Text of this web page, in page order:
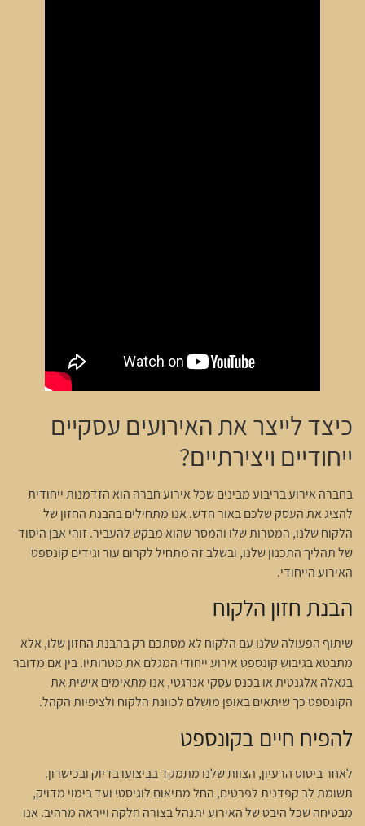
כיצד לייצר את האירועים עסקיים
ייחודיים ויצירתיים?
בחברה אירוע בריבוע מבינים שכל אירוע חברה הוא הזדמנות ייחודית
להציג את העסק שלכם באור חדש. אנו מתחילים בהבנת החזון של
הלקוח שלנו, המטרות שלו והמסר שהוא מבקש להעביר. זוהי אבן היסוד
של תהליך התכנון שלנו, ובשלב זה מתחיל לקרום עור וגידים קונספט
האירוע הייחודי.
הבנת חזון הלקוח
שיתוף הפעולה שלנו עם הלקוח לא מסתכם רק בהבנת החזון שלו, אלא
מתבטא בגיבוש קונספט אירוע ייחודי המגלם את מטרותיו. בין אם מדובר
בגאלה אלגנטית או בכנס עסקי אנרגטי, אנו מתאימים אישית את
הקונספט כך שיתאים באופן מושלם לכוונת הלקוח ולציפיות הקהל.
להפיח חיים בקונספט
לאחר ביסוס הרעיון, הצוות שלנו מתמקד בביצועו בדיוק ובכישרון.
תשומת לב קפדנית לפרטים, החל מתיאום לוגיסטי ועד בימוי מדויק,
מבטיחה שכל היבט של האירוע יתנהל בצורה חלקה וייראה מרהיב. אנו